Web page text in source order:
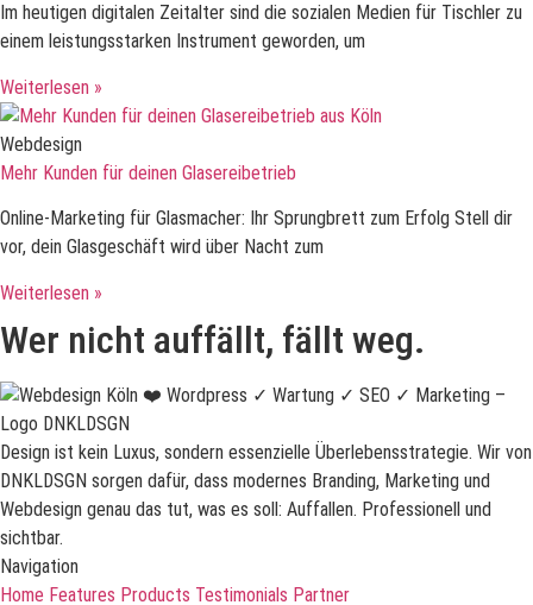
Im heutigen digitalen Zeitalter sind die sozialen Medien für Tischler zu
einem leistungsstarken Instrument geworden, um
Weiterlesen »
Webdesign
Mehr Kunden für deinen Glasereibetrieb
Online-Marketing für Glasmacher: Ihr Sprungbrett zum Erfolg Stell dir
vor, dein Glasgeschäft wird über Nacht zum
Weiterlesen »
Wer nicht auffällt, fällt weg.
Design ist kein Luxus, sondern essenzielle Überlebensstrategie. Wir von
DNKLDSGN sorgen dafür, dass modernes Branding, Marketing und
Webdesign genau das tut, was es soll: Auffallen. Professionell und
sichtbar.
Navigation
Home Features Products Testimonials Partner